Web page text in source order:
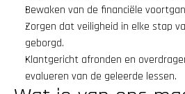
Bewaken van de financiële
Zorgen dat veiligheid in elke stap
geborgd.
Klantgericht afronden en
evalueren van de geleerde lessen.